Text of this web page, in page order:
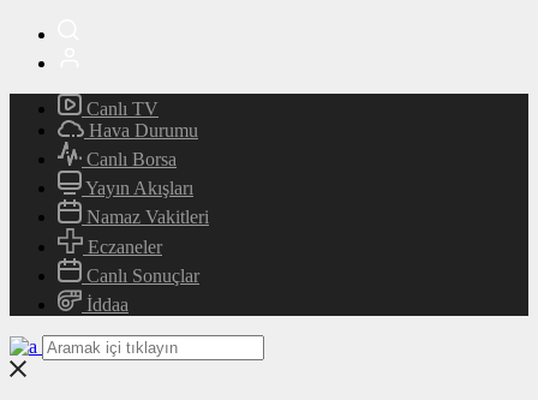
Canlı TV
Hava Durumu
Canlı Borsa
Yayın Akışları
Namaz Vakitleri
Eczaneler
Canlı Sonuçlar
İddaa